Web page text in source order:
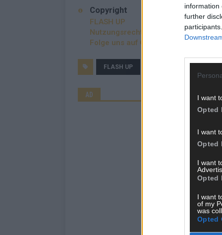
information
further
I want
Opted
I want
Opted
I want
Opted
I want
of my
was
Opted
Copyright
FLASH UP
Nutzungsrechte erwerben?
Folge uns auf Google News
FLASH UP
AD